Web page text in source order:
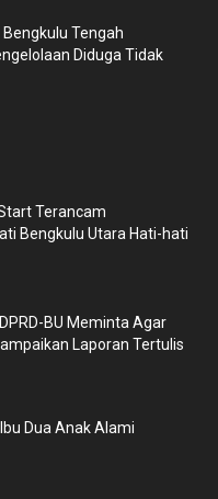
Bengkulu Tengah
Diduga Tidak
Terancam
Bengkulu Utara Hati-hati
BU Meminta Agar
Laporan Tertulis
Dua Anak Alami